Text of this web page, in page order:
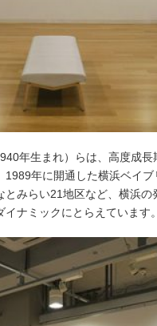
年生まれ）らは、高度成
年に開通した横浜ベイ
みらい21地区など、横浜
イナミックにとらえています